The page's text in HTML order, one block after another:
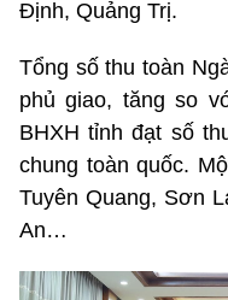
Định, Quảng Trị.
Tổng số thu toàn
phủ giao, tăng so
BHXH tỉnh đạt số
chung toàn quốc.
Tuyên Quang, Sơn
An…